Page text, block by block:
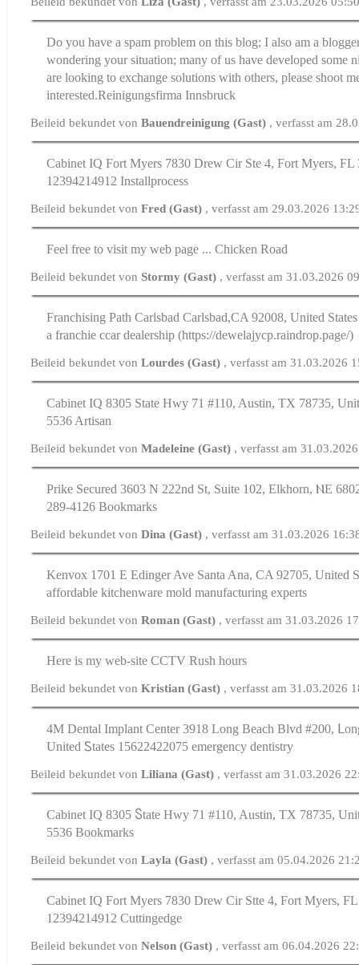
Do you have a spam problem on this blog; I also am a
wondering your situation; many of us have developed some
are looking to exchange solutions with others, please shoot
interested.Reinigungsfirma Innsbruck
Beileid bekundet vonBauendreinigung (Gast) , verfasst am
Cabinet IQ Fort Myers 7830 Drew Cir Ste 4, Fort Myers, FL
12394214912 Installprocess
Beileid bekundet vonFred (Gast) , verfasst am 29.03.2026
Feel free to visit my web page ... Chicken Road
Beileid bekundet vonStormy (Gast) , verfasst am 31.03.2026
Franchising Path Carlsbad Carlsbad,СA 92008, United
a franchie ccar dealership (https://dewelajycp.raindrop.page/)
Beileid bekundet vonLourdes (Gast) , verfasst am 31.03.2026
Cabinet IQ 8305 Statе Hwy 71 #110, Austin, TX 78735,
5536 Artisan
Beileid bekundet vonMadeleine (Gast) , verfasst am
Prike Secured 3603 N 222nd St, Suite 102, Elkhorn, ⲚE
289-4126 Bookmarks
Beileid bekundet vonDina (Gast) , verfasst am 31.03.2026
Kenvox 1701 E Edinger Ave Santa Ana, ϹA 92705, United
affordable kitchenware mold manufacturing experts
Beileid bekundet vonRoman (Gast) , verfasst am 31.03.2026
Here is my web-site CCTV Rush hours
Beileid bekundet vonKristian (Gast) , verfasst am 31.03.2026
4M Dental Implant Center 3918 Lоng Beach Blvd #200,
United Ꮪtates 15622422075 emergency dentistry
Beileid bekundet vonLiliana (Gast) , verfasst am 31.03.2026
Cabinet IQ 8305 Ⴝtate Hwy 71 #110, Austin, TX 78735,
5536 Bookmarks
Beileid bekundet vonLayla (Gast) , verfasst am 05.04.2026
Cabinet IQ Fort Myers 7830 Drew Cir Stte 4, Fort Myers,
12394214912 Cuttingedge
Beileid bekundet vonNelson (Gast) , verfasst am 06.04.2026